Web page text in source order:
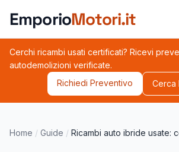
EmporioMotori.it
Cerchi ricambi usati certificati? Ricevi
autodemolizioni verificate.
Richiedi Preventivo
Cerca
Home / Guide /